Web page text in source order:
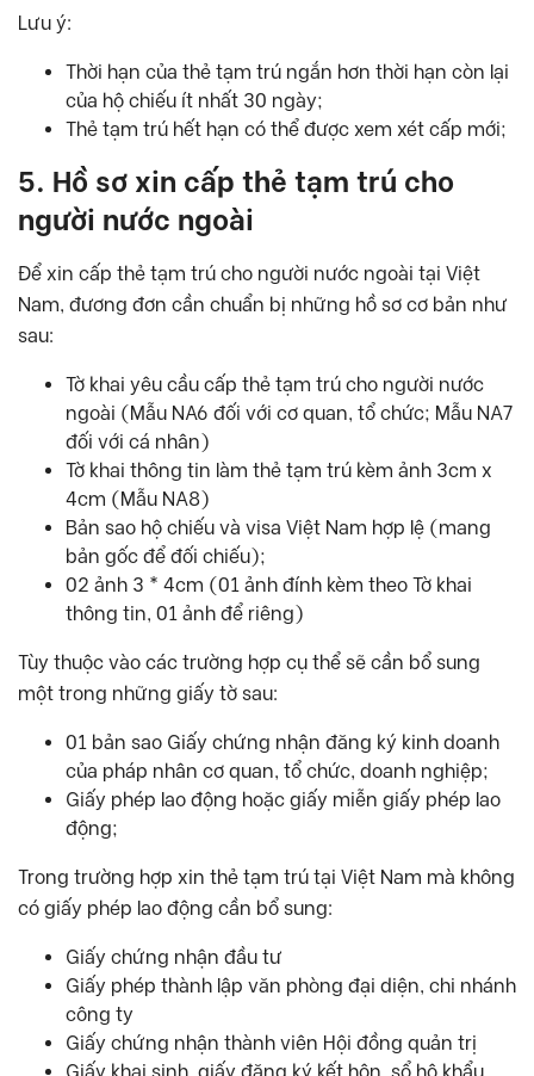
Lưu ý:
Thời hạn của thẻ tạm trú ngắn hơn thời hạn còn lại
của hộ chiếu ít nhất 30 ngày;
Thẻ tạm trú hết hạn có thể được xem xét cấp mới;
5. Hồ sơ xin cấp thẻ tạm trú cho
người nước ngoài
Để xin cấp thẻ tạm trú cho người nước ngoài tại Việt
Nam, đương đơn cần chuẩn bị những hồ sơ cơ bản như
sau:
Tờ khai yêu cầu cấp thẻ tạm trú cho người nước
ngoài (Mẫu NA6 đối với cơ quan, tổ chức; Mẫu NA7
đối với cá nhân)
Tờ khai thông tin làm thẻ tạm trú kèm ảnh 3cm x
4cm (Mẫu NA8)
Bản sao hộ chiếu và visa Việt Nam hợp lệ (mang
bản gốc để đối chiếu);
02 ảnh 3 * 4cm (01 ảnh đính kèm theo Tờ khai
thông tin, 01 ảnh để riêng)
Tùy thuộc vào các trường hợp cụ thể sẽ cần bổ sung
một trong những giấy tờ sau:
01 bản sao Giấy chứng nhận đăng ký kinh doanh
của pháp nhân cơ quan, tổ chức, doanh nghiệp;
Giấy phép lao động hoặc giấy miễn giấy phép lao
động;
Trong trường hợp xin thẻ tạm trú tại Việt Nam mà không
có giấy phép lao động cần bổ sung:
Giấy chứng nhận đầu tư
Giấy phép thành lập văn phòng đại diện, chi nhánh
công ty
Giấy chứng nhận thành viên Hội đồng quản trị